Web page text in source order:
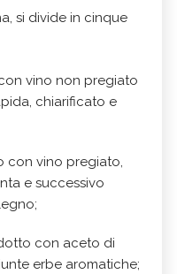
si divide in cinque
vino non pregiato
chiarificato e
con vino pregiato,
e successivo
con aceto di
erbe aromatiche;